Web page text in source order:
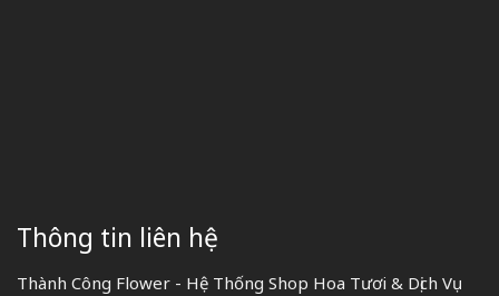
Thông tin liên hệ
Thành Công Flower - Hệ Thống Shop Hoa Tươi & Dịch Vụ